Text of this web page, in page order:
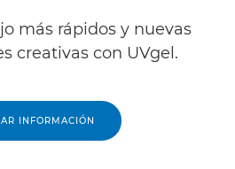
más rápidos y nuevas
creativas con UVgel.
INFORMACIÓN